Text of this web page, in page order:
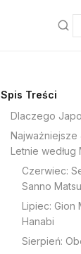
Spis Treści
Dlaczego
Najważniejsze
Letnie według
Czerwiec:
Sanno
Lipiec: Gion
Hanabi
Sierpień: